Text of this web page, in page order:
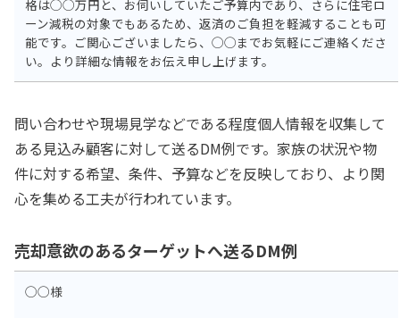
格は◯◯万円と、お伺いしていたご予算内であり、さらに住宅ロ
ーン減税の対象でもあるため、返済のご負担を軽減することも可
能です。ご関心ございましたら、◯◯までお気軽にご連絡くださ
い。より詳細な情報をお伝え申し上げます。
問い合わせや現場見学などである程度個人情報を収集して
ある見込み顧客に対して送るDM例です。家族の状況や物
件に対する希望、条件、予算などを反映しており、より関
心を集める工夫が行われています。
売却意欲のあるターゲットへ送るDM例
◯◯様